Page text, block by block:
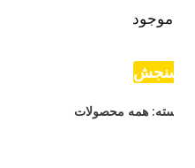
همه محصولات